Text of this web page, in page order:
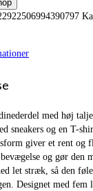
med høj
sneakers og en T-
giver et rent og
og gør den
let stræk, så den
Designet med